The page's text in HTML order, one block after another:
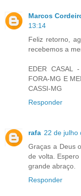
Marcos
13:14
Feliz retorno,
recebemos a
EDER CASAL
FORA-MG E
CASSI-MG
Responder
rafa 22 de julho
Graças a Deus
de volta.
grande abraço.
Responder